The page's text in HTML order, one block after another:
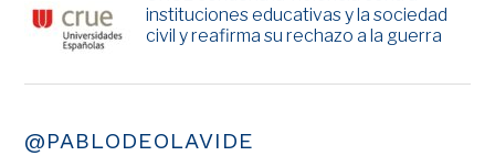
instituciones educativas y la sociedad
civil y reafirma su rechazo a la guerra
@PABLODEOLAVIDE